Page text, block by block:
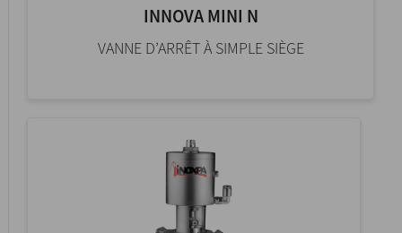
INNOVA MINI N
VANNE D’ARRÊT À SIMPLE SIÈGE